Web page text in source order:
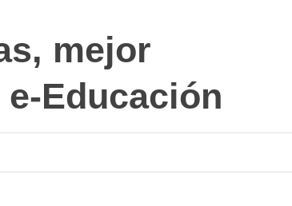
mejor
Educación